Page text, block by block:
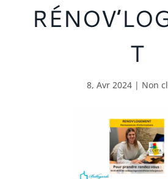
T
8, Avr 2024 | Non